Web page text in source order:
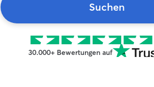
Suchen
30.000+ Bewertungen auf